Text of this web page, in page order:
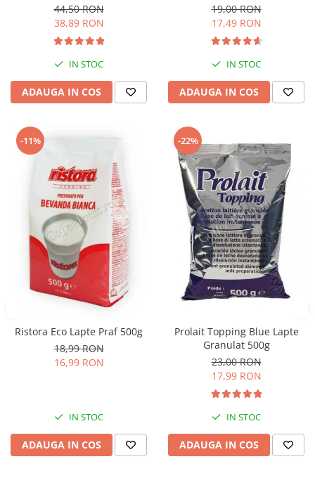
44,50 RON
38,89 RON
IN STOC
ADAUGA IN COS
19,00 RON
17,49 RON
IN STOC
ADAUGA IN COS
-11%
Ristora Eco Lapte Praf 500g
18,99 RON
16,99 RON
IN STOC
ADAUGA IN COS
-22%
Prolait Topping Blue Lapte
Granulat 500g
23,00 RON
17,99 RON
IN STOC
ADAUGA IN COS